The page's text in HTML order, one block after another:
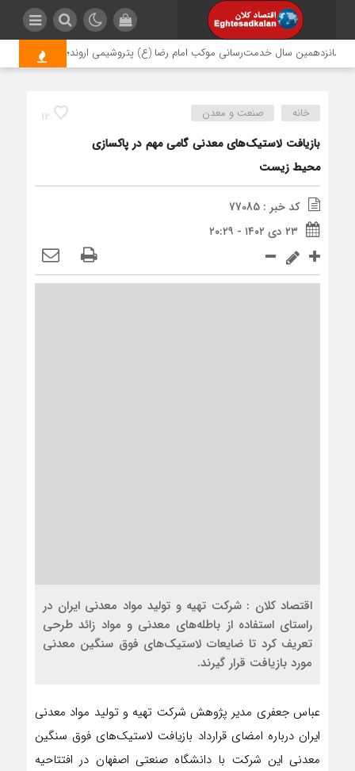
شانزدهمین سال خدمت‌رسانی موکب امام رضا (ع) پتروشیمی اروند؛ روایتی از
12 خانه صنعت و معدن
بازیافت لاستیک‌های معدنی گامی مهم در پاکسازی
محیط زیست
کد خبر : 77085
۲۳ دی ۱۴۰۲ - ۲۰:۲۹
اقتصاد کلان : شرکت تهیه و تولید مواد معدنی ایران در
راستای استفاده از باطله‌های معدنی و مواد زائد طرحی
تعریف کرد تا ضایعات لاستیک‌های فوق سنگین معدنی
مورد بازیافت قرار گیرند.
عباس جعفری مدیر پژوهش شرکت تهیه و تولید مواد معدنی
ایران درباره امضای قرارداد بازیافت لاستیک‌های فوق سنگین
معدنی این شرکت با دانشگاه صنعتی اصفهان در افتتاحیه